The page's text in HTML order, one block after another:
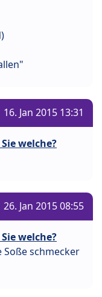
16. Jan 2015 13:31
welche?
26. Jan 2015 08:55
welche?
schmecker